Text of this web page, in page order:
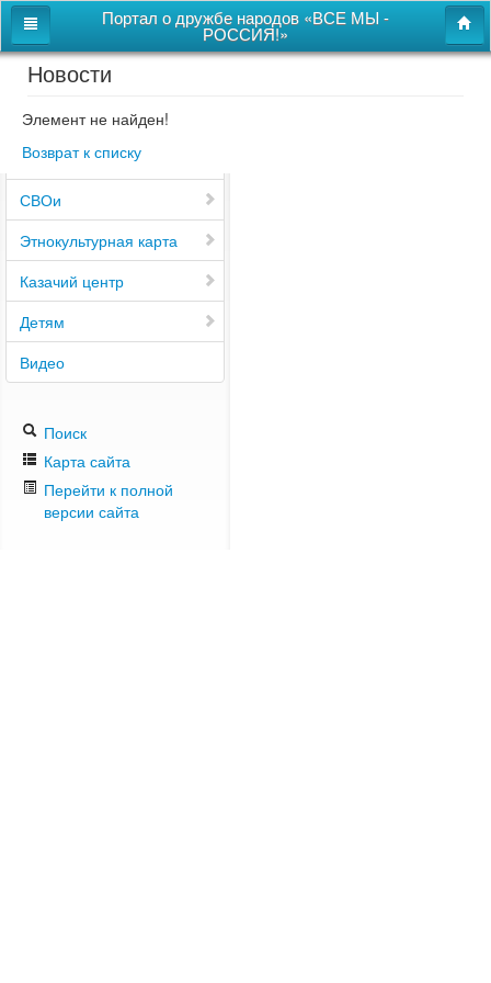
Портал о дружбе народов «ВСЕ МЫ -
РОССИЯ!»
Главная
Дом дружбы народов
Новости
СВОи
Этнокультурная карта
Казачий центр
Детям
Видео
Поиск
Карта сайта
Перейти к полной
версии сайта
Новости
Элемент не найден!
Возврат к списку